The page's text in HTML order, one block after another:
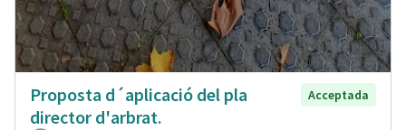
Proposta d´aplicació del pla
director d'arbrat.
Acceptada